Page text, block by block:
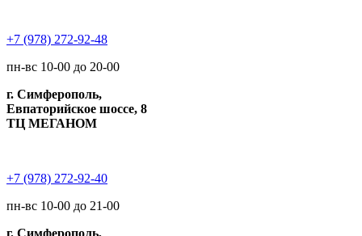
+7 (978) 272-92-48
пн-вс 10-00 до 20-00
г. Симферополь,
Евпаторийское шоссе, 8
ТЦ МЕГАНОМ
+7 (978) 272-92-40
пн-вс 10-00 до 21-00
г. Симферополь,